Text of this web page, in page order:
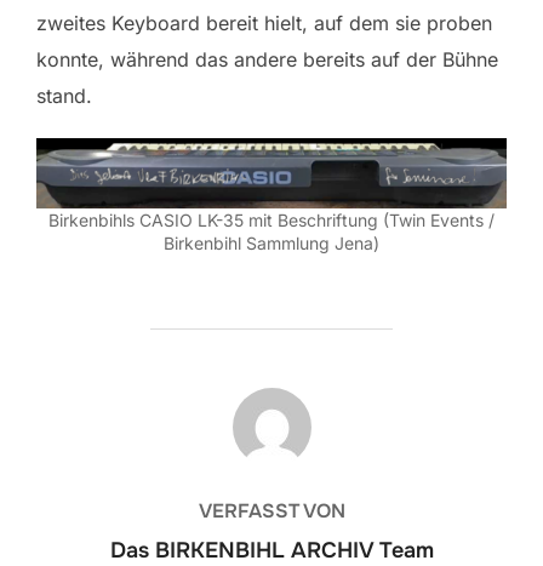
zweites Keyboard bereit hielt, auf dem sie proben
konnte, während das andere bereits auf der Bühne
stand.
Birkenbihls CASIO LK-35 mit Beschriftung (Twin Events /
Birkenbihl Sammlung Jena)
BEITRAGSAUTOR
VERFASST VON
Das BIRKENBIHL ARCHIV Team